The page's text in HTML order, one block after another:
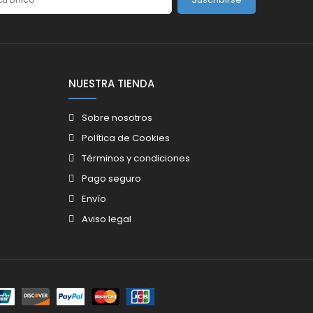
NUESTRA TIENDA
Sobre nosotros
Política de Cookies
Términos y condiciones
Pago seguro
Envío
Aviso legal